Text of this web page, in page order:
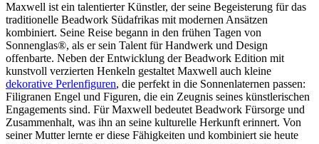
Maxwell ist ein talentierter Künstler, der seine Begeisterung für das
traditionelle Beadwork Südafrikas mit modernen Ansätzen
kombiniert. Seine Reise begann in den frühen Tagen von
Sonnenglas®, als er sein Talent für Handwerk und Design
offenbarte. Neben der Entwicklung der Beadwork Edition mit
kunstvoll verzierten Henkeln gestaltet Maxwell auch kleine
dekorative Perlenfiguren, die perfekt in die Sonnenlaternen passen:
Filigranen Engel und Figuren, die ein Zeugnis seines künstlerischen
Engagements sind. Für Maxwell bedeutet Beadwork Fürsorge und
Zusammenhalt, was ihn an seine kulturelle Herkunft erinnert. Von
seiner Mutter lernte er diese Fähigkeiten und kombiniert sie heute